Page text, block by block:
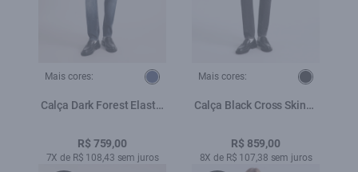
Mais cores:
Calça Dark Forest Elastic
R$ 759,00
7X de R$ 108,43 sem juros
Mais cores:
Calça Black Cross Skinny
R$ 859,00
8X de R$ 107,38 sem juros